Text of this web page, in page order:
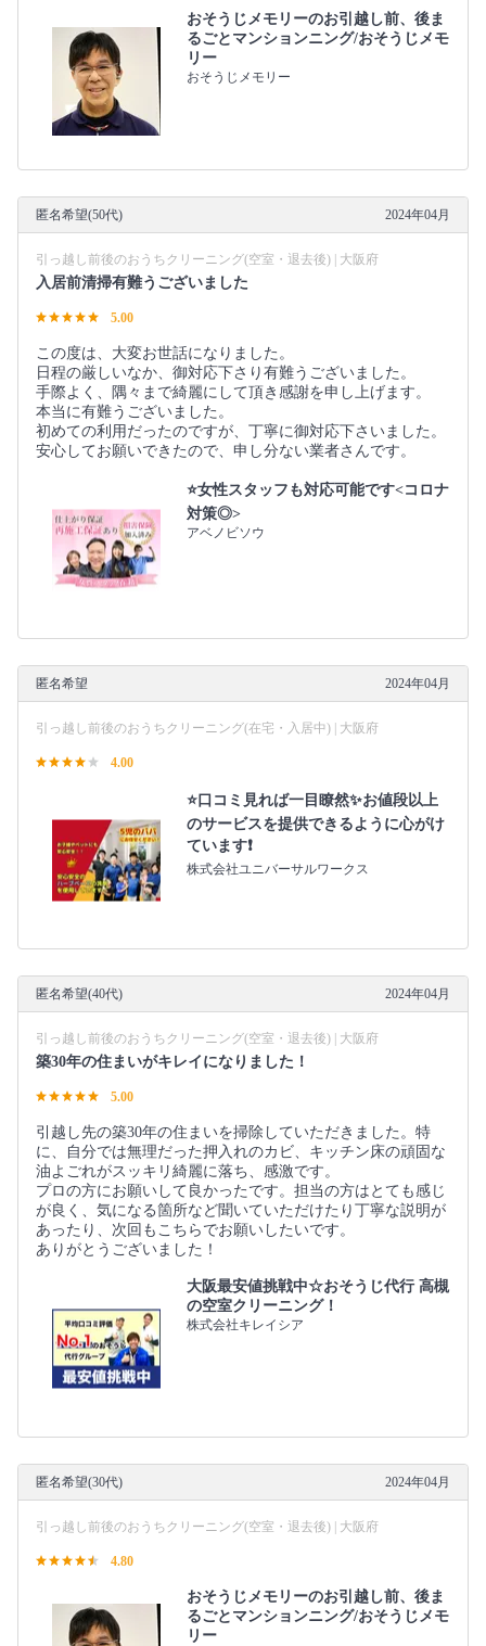
おそうじメモリーのお引越し前、後ま
るごとマンションニング/おそうじメモ
リー
おそうじメモリー
匿名希望(50代) 2024年04月
引っ越し前後のおうちクリーニング(空室・退去後) | 大阪府
入居前清掃有難うございました
5.00
この度は、大変お世話になりました。
日程の厳しいなか、御対応下さり有難うございました。
手際よく、隅々まで綺麗にして頂き感謝を申し上げます。
本当に有難うございました。
初めての利用だったのですが、丁寧に御対応下さいました。
安心してお願いできたので、申し分ない業者さんです。
⭐女性スタッフも対応可能です<コロナ
対策◎>
アベノビソウ
匿名希望 2024年04月
引っ越し前後のおうちクリーニング(在宅・入居中) | 大阪府
4.00
⭐️口コミ見れば一目瞭然✨お値段以上
のサービスを提供できるように心がけ
ています❗️
株式会社ユニバーサルワークス
匿名希望(40代) 2024年04月
引っ越し前後のおうちクリーニング(空室・退去後) | 大阪府
築30年の住まいがキレイになりました！
5.00
引越し先の築30年の住まいを掃除していただきました。特
に、自分では無理だった押入れのカビ、キッチン床の頑固な
油よごれがスッキリ綺麗に落ち、感激です。
プロの方にお願いして良かったです。担当の方はとても感じ
が良く、気になる箇所など聞いていただけたり丁寧な説明が
あったり、次回もこちらでお願いしたいです。
ありがとうございました！
大阪最安値挑戦中☆おそうじ代行 高槻
の空室クリーニング！
株式会社キレイシア
匿名希望(30代) 2024年04月
引っ越し前後のおうちクリーニング(空室・退去後) | 大阪府
4.80
おそうじメモリーのお引越し前、後ま
るごとマンションニング/おそうじメモ
リー